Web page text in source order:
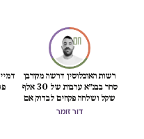
רשות האוכלוסין דרשה מקורבן
סחר בבנ״א ערבות של 30 אלף
שקל ושלחה פקחים לבדוק אם
"חזרה לזנות"
דור זומר